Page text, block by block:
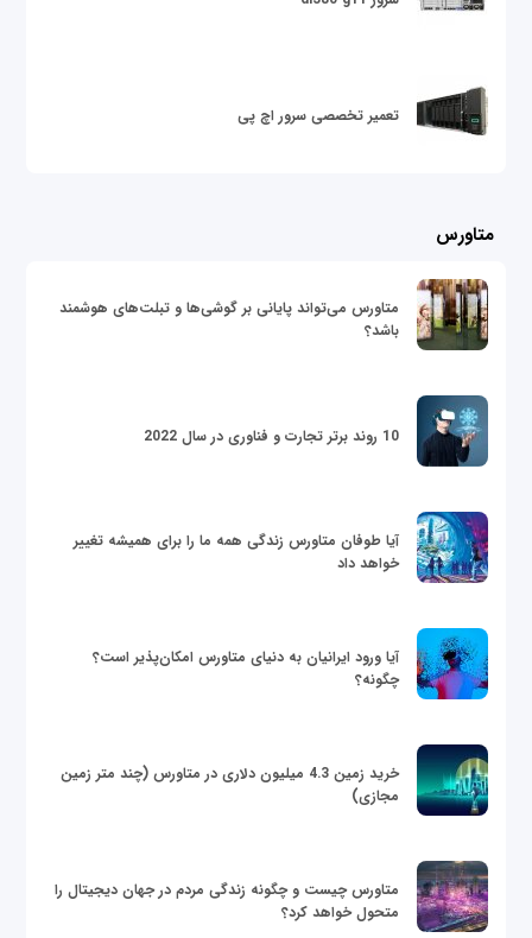
تعمیر تخصصی سرور اچ پی
متاورس
متاورس می‌تواند پایانی بر گوشی‌ها و تبلت‌های هوشمند
باشد؟
10 روند برتر تجارت و فناوری در سال 2022
آیا طوفان متاورس زندگی همه ما را برای همیشه تغییر
خواهد داد
آیا ورود ایرانیان به دنیای متاورس امکان‌پذیر است؟
چگونه؟
خرید زمین 4.3 میلیون دلاری در متاورس (چند متر زمین
مجازی)
متاورس چیست و چگونه زندگی مردم در جهان دیجیتال را
متحول خواهد کرد؟